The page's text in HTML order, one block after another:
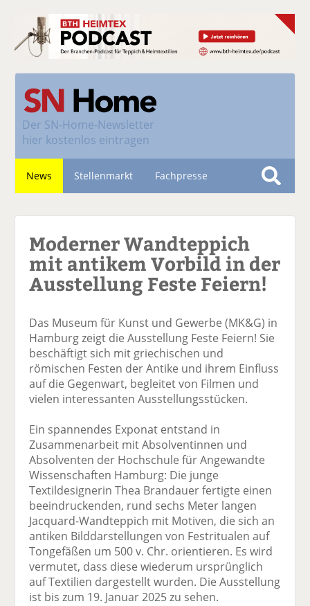
Der SN-Home-Newsletter
hier kostenlos eintragen
News Stellenmarkt Fachpresse
S
e
Moderner Wandteppich
mit antikem Vorbild in der
Ausstellung Feste Feiern!
Das Museum für Kunst und Gewerbe (MK&G) in
Hamburg zeigt die Ausstellung Feste Feiern! Sie
beschäftigt sich mit griechischen und
römischen Festen der Antike und ihrem Einfluss
auf die Gegenwart, begleitet von Filmen und
vielen interessanten Ausstellungsstücken.
Ein spannendes Exponat entstand in
Zusammenarbeit mit Absolventinnen und
Absolventen der Hochschule für Angewandte
Wissenschaften Hamburg: Die junge
Textildesignerin Thea Brandauer fertigte einen
beeindruckenden, rund sechs Meter langen
Jacquard-Wandteppich mit Motiven, die sich an
antiken Bilddarstellungen von Festritualen auf
Tongefäßen um 500 v. Chr. orientieren. Es wird
vermutet, dass diese wiederum ursprünglich
auf Textilien dargestellt wurden. Die Ausstellung
ist bis zum 19. Januar 2025 zu sehen.